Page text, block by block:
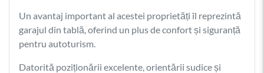
Un avantaj important al acestei proprietăți îl reprezintă
garajul din tablă, oferind un plus de confort și siguranță
pentru autoturism.
Datorită poziționării excelente, orientării sudice și